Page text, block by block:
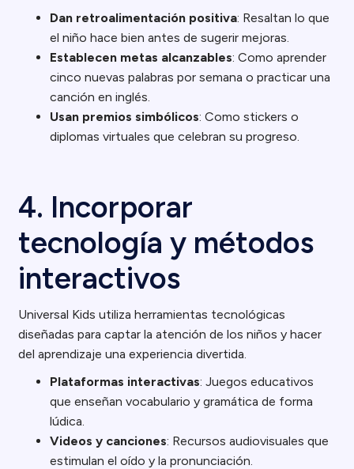
Dan retroalimentación positiva: Resaltan lo que
el niño hace bien antes de sugerir mejoras.
Establecen metas alcanzables: Como aprender
cinco nuevas palabras por semana o practicar una
canción en inglés.
Usan premios simbólicos: Como stickers o
diplomas virtuales que celebran su progreso.
4. Incorporar
tecnología y métodos
interactivos
Universal Kids utiliza herramientas tecnológicas
diseñadas para captar la atención de los niños y hacer
del aprendizaje una experiencia divertida.
Plataformas interactivas: Juegos educativos
que enseñan vocabulario y gramática de forma
lúdica.
Videos y canciones: Recursos audiovisuales que
estimulan el oído y la pronunciación.